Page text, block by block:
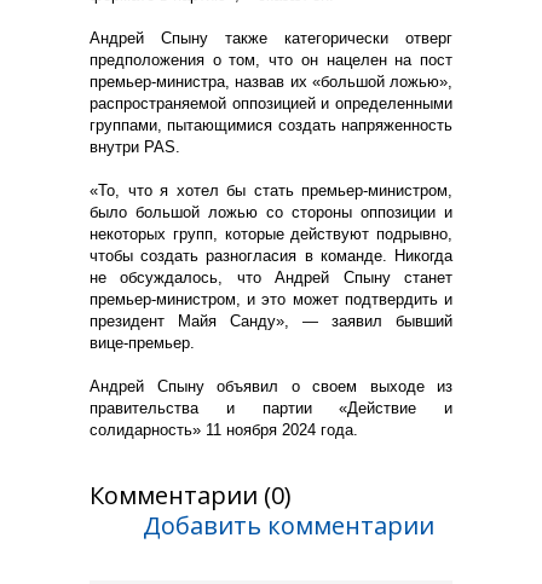
Андрей Спыну также категорически отверг
предположения о том, что он нацелен на пост
премьер-министра, назвав их «большой ложью»,
распространяемой оппозицией и определенными
группами, пытающимися создать напряженность
внутри PAS.
«То, что я хотел бы стать премьер-министром,
было большой ложью со стороны оппозиции и
некоторых групп, которые действуют подрывно,
чтобы создать разногласия в команде. Никогда
не обсуждалось, что Андрей Спыну станет
премьер-министром, и это может подтвердить и
президент Майя Санду», — заявил бывший
вице-премьер.
Андрей Спыну объявил о своем выходе из
правительства и партии «Действие и
солидарность» 11 ноября 2024 года.
Комментарии (0)
Добавить комментарии